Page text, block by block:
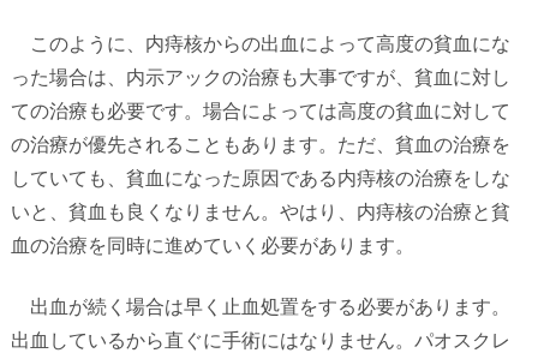
このように、内痔核からの出血によって高度の貧血にな
った場合は、内示アックの治療も大事ですが、貧血に対し
ての治療も必要です。場合によっては高度の貧血に対して
の治療が優先されることもあります。ただ、貧血の治療を
していても、貧血になった原因である内痔核の治療をしな
いと、貧血も良くなりません。やはり、内痔核の治療と貧
血の治療を同時に進めていく必要があります。
出血が続く場合は早く止血処置をする必要があります。
出血しているから直ぐに手術にはなりません。パオスクレ